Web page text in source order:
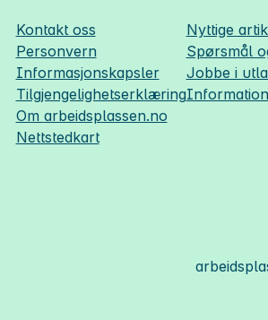
Kontakt oss
Personvern
Informasjonskapsler
Tilgjengelighetserklæring
Om arbeidsplassen.no
Nettstedkart
Nyttige
Spørsmål
Jobbe i